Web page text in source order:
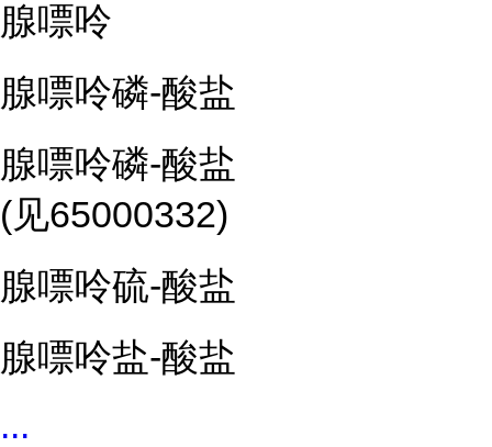
腺嘌呤
腺嘌呤磷-酸盐
腺嘌呤磷-酸盐
(见65000332)
腺嘌呤硫-酸盐
腺嘌呤盐-酸盐
...